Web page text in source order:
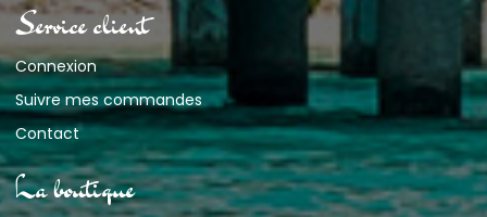
Service client
Connexion
Suivre mes commandes
Contact
La boutique